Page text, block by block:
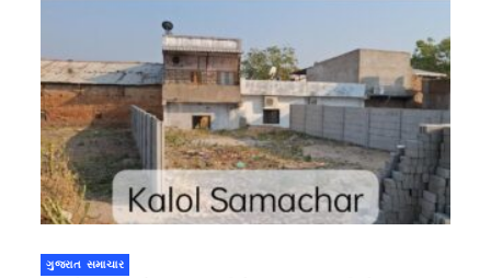
ગુજરાત સમાચાર